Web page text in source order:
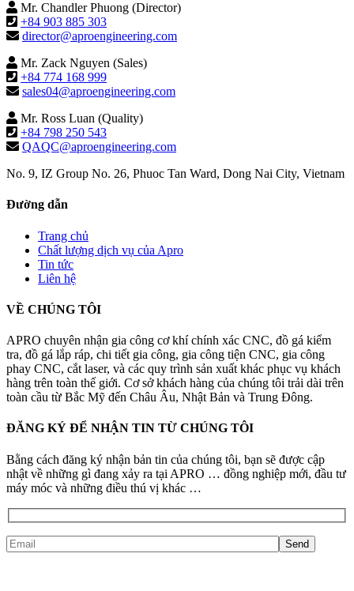
Mr. Chandler Phuong (Director)
+84 903 885 303
director@aproengineering.com
Mr. Zack Nguyen (Sales)
+84 774 168 999
sales04@aproengineering.com
Mr. Ross Luan (Quality)
+84 798 250 543
QAQC@aproengineering.com
No. 9, IZ Group No. 26, Phuoc Tan Ward, Dong Nai City, Vietnam
Đường dẫn
Trang chủ
Chất lượng dịch vụ của Apro
Tin tức
Liên hệ
VỀ CHÚNG TÔI
APRO chuyên nhận gia công cơ khí chính xác CNC, đồ gá kiểm
tra, đồ gá lắp ráp, chi tiết gia công, gia công tiện CNC, gia công
phay CNC, cắt laser, và các quy trình sản xuất khác phục vụ khách
hàng trên toàn thế giới. Cơ sở khách hàng của chúng tôi trải dài trên
toàn cầu từ Bắc Mỹ đến Châu Âu, Nhật Bản và Trung Đông.
ĐĂNG KÝ ĐỂ NHẬN TIN TỪ CHÚNG TÔI
Bằng cách đăng ký nhận bản tin của chúng tôi, bạn sẽ được cập
nhật về những gì đang xảy ra tại APRO … đồng nghiệp mới, đầu tư
máy móc và những điều thú vị khác …